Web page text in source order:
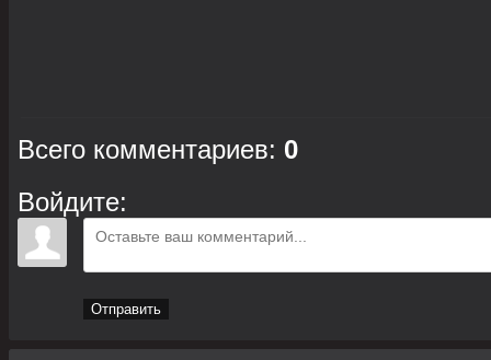
Всего комментариев: 0
Войдите:
Отправить